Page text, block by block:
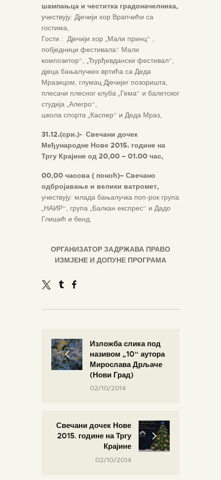
шампањца и честитка градоначелника,
учествују: Дјечији хор Врапчићи са
гостима,
Гости : Дјечији хор „Мали принц“ ,
побједници фестивала“ Мали
композитор“, „Ђурђевдански фестивал“,
дјеца бањалучких вртића са Деда
Мразицом, глумац Дјечијег позоришта,
плесачи плесног клуба „Гема“ и балетског
студија „Алегро“,
школа спорта „Каспер“ и Деда Мраз,
31.12.(сри.)- Свечани дочек
Међународне Нове 2015. године на
Тргу Крајине од 20,00 – 01.00 час,
00,00 часова ( поноћ)– Свечано
одбројавање и велики ватромет,
учествују: млада бањалучка поп-рок група
„НАИР“, група „Балкан експрес“ и Дадо
Глишић и бенд.
ОРГАНИЗАТОР ЗАДРЖАВА ПРАВО
ИЗМЈЕНЕ И ДОПУНЕ ПРОГРАМА
Изложба слика под
називом „10“ аутора
Мирослава Дрљаче
(Нови Град)
02/10/2014
Свечани дочек Нове
2015. године на Тргу
Крајине
02/10/2014